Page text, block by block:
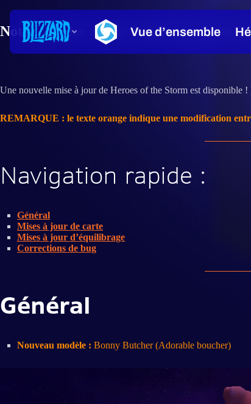
Notes de mise à jour de Heroes of the
Une nouvelle mise à jour de Heroes of the Storm est disponible
REMARQUE : le texte orange indique une modification
Navigation rapide :
Général
Mises à jour de carte
Mises à jour d’équilibrage
Corrections de bug
Général
Nouveau modèle : Bonny Butcher (Adorable boucher)